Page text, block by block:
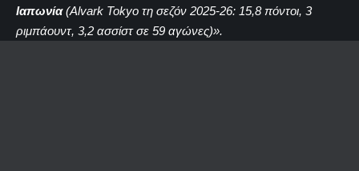
Ιαπωνία(Alvark Tokyo τη σεζόν 2025-26: 15,8 πόντοι, 3
ριμπάουντ, 3,2 ασσίστ σε 59 αγώνες)».